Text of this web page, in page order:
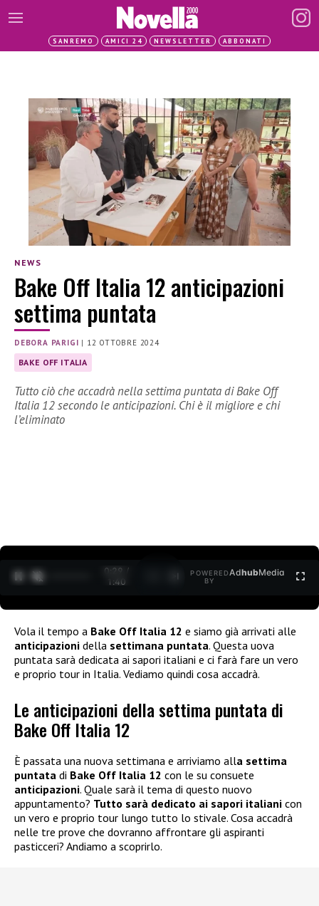
SANREMO AMICI 24 NEWSLETTER ABBONATI
NEWS
Bake Off Italia 12 anticipazioni
settima puntata
DEBORA PARIGI | 12 OTTOBRE 2024
BAKE OFF ITALIA
Tutto ciò che accadrà nella settima puntata di Bake Off
Italia 12 secondo le anticipazioni. Chi è il migliore e chi
l’eliminato
0:30 /
1:40
POWERED
BY
AdhubMedia
Vola il tempo a Bake Off Italia 12 e siamo già arrivati alle
anticipazioni della settimana puntata. Questa uova
puntata sarà dedicata ai sapori italiani e ci farà fare un vero
e proprio tour in Italia. Vediamo quindi cosa accadrà.
Le anticipazioni della settima puntata di
Bake Off Italia 12
È passata una nuova settimana e arriviamo alla settima
puntata di Bake Off Italia 12 con le su consuete
anticipazioni. Quale sarà il tema di questo nuovo
appuntamento? Tutto sarà dedicato ai sapori italiani con
un vero e proprio tour lungo tutto lo stivale. Cosa accadrà
nelle tre prove che dovranno affrontare gli aspiranti
pasticceri? Andiamo a scoprirlo.